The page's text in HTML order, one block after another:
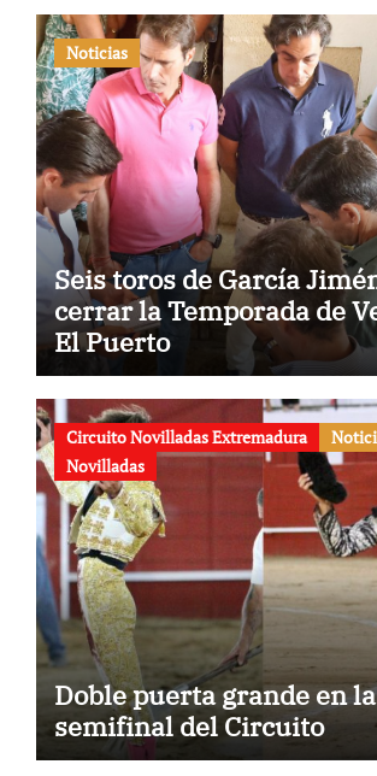
Noticias
Seis toros de García
cerrar la Temporada de
El Puerto
Circuito Novilladas Extremadura
Novilladas
Doble puerta grande en
semifinal del Circuito